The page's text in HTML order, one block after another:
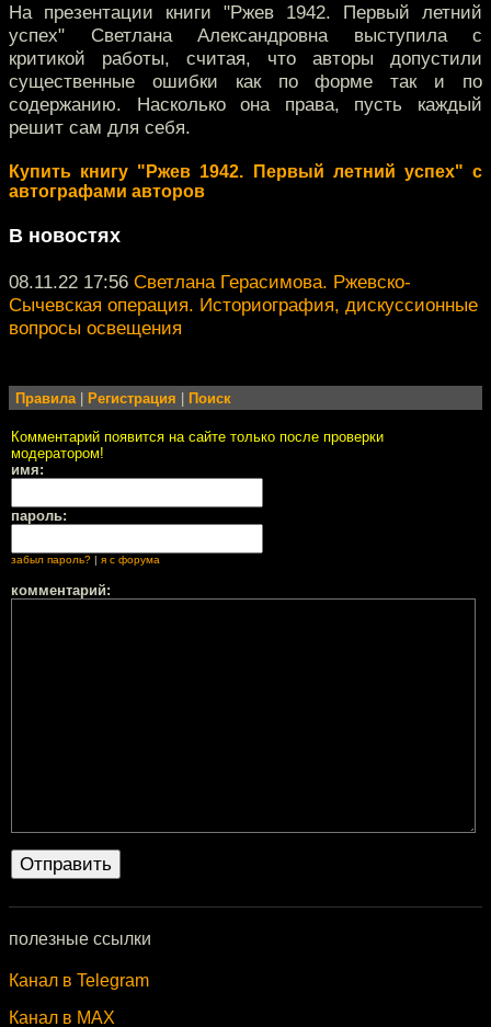
На презентации книги "Ржев 1942. Первый летний
успех" Светлана Александровна выступила с
критикой работы, считая, что авторы допустили
существенные ошибки как по форме так и по
содержанию. Насколько она права, пусть каждый
решит сам для себя.
Купить книгу "Ржев 1942. Первый летний успех" с
автографами авторов
В новостях
08.11.22 17:56 Светлана Герасимова. Ржевско-
Сычевская операция. Историография, дискуссионные
вопросы освещения
Правила| Регистрация Поиск
Комментарий появится на сайте только после проверки
модератором!
имя:
пароль:
забыл пароль? я с форума
комментарий:
полезные ссылки
Канал в Telegram
Канал в MAX